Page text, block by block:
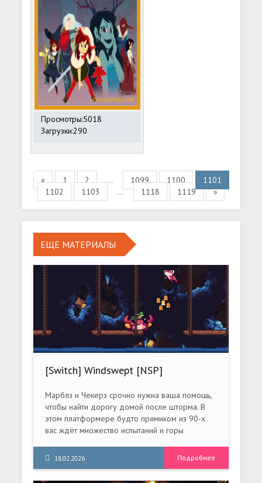
Просмотры:5018
Загрузки:290
« 1 2 ... 1099 1100
1101
1102
1103 ... 1118 1119 »
ЕЩЕ МАТЕРИАЛЫ
[Switch] Windswept [NSP]
[RUS/Multi18]
Марблз и Чекерз срочно нужна ваша помощь,
чтобы найти дорогу домой после шторма. В
этом платформере будто прямиком из 90-х
вас ждёт множество испытаний и горы
18.02.2026 Подробнее